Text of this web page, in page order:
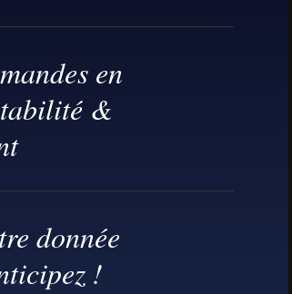
en
&
donnée
!